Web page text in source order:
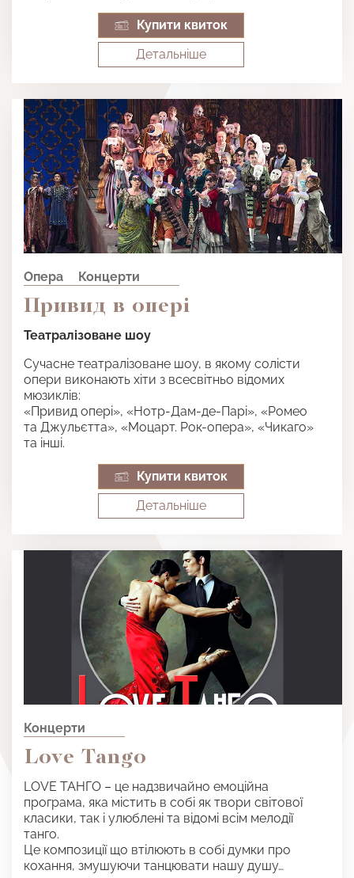
Купити квиток
Детальнiше
Опера Концерти
Привид в опері
Театралізоване шоу
Сучасне театралізоване шоу, в якому солісти
опери виконають хіти з всесвітньо відомих
мюзиклів:
«Привид опері», «Нотр-Дам-де-Парі», «Ромео
та Джульєтта», «Моцарт. Рок-опера», «Чикаго»
та інші.
Купити квиток
Детальнiше
Концерти
Love Tango
LOVE ТАНГО – це надзвичайно емоційна
програма, яка містить в собі як твори світової
класики, так і улюблені та відомі всім мелодії
танго.
Це композиції що втілюють в собі думки про
кохання, змушуючи танцювати нашу душу…